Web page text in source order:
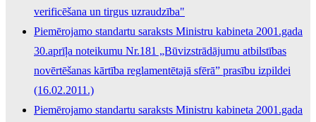
verificēšana un tirgus uzraudzība"
Piemērojamo standartu saraksts Ministru kabineta 2001.gada
30.aprīļa noteikumu Nr.181 „Būvizstrādājumu atbilstības
novērtēšanas kārtība reglamentētajā sfērā” prasību izpildei
(16.02.2011.)
Piemērojamo standartu saraksts Ministru kabineta 2001.gada